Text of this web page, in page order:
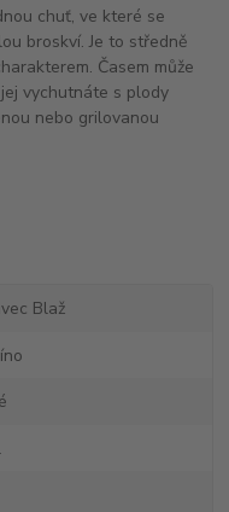
chuť, ve které se
broskví. Je to středně
Časem může
vychutnáte s plody
nebo grilovanou
Blaž